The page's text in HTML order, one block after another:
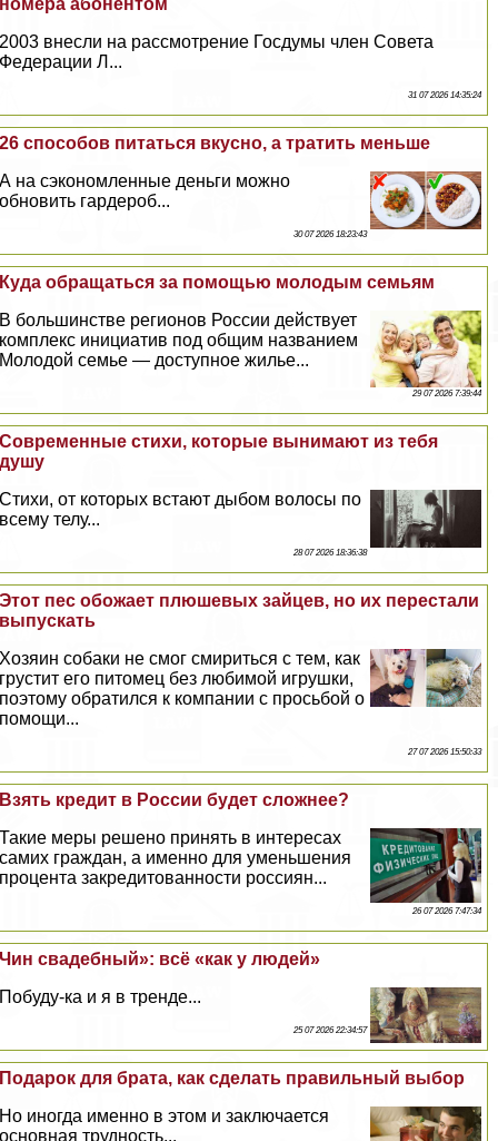
2003 внесли на рассмотрение Госдумы члeн Совета
Федерации Л...
31 07 2026 14:35:24
26 способов питаться вкусно, а тратить меньше
А на сэкономленные деньги можно
обновить гардероб...
30 07 2026 18:23:43
Куда обращаться за помощью молодым семьям
В большинстве регионов России действует
комплекс инициатив под общим названием
Молодой семье — доступное жилье...
29 07 2026 7:39:44
Современные стихи, которые вынимают из тебя
душу
Стихи, от которых встают дыбом волосы по
всему телу...
28 07 2026 18:36:38
Этот пес обожает плюшевых зайцев, но их перестали
выпускать
Хозяин собаки не смог смириться с тем, как
грустит его питомец без любимой игрушки,
поэтому обратился к компании с просьбой о
помощи...
27 07 2026 15:50:33
Взять кредит в России будет сложнее?
Такие меры решено принять в интересах
самих граждан, а именно для уменьшения
процента закредитованности россиян...
26 07 2026 7:47:34
Чин свадебный»: всё «как у людей»
Побуду-ка и я в тренде...
25 07 2026 22:34:57
Подарок для брата, как сделать правильный выбор
Но иногда именно в этом и заключается
основная трудность...